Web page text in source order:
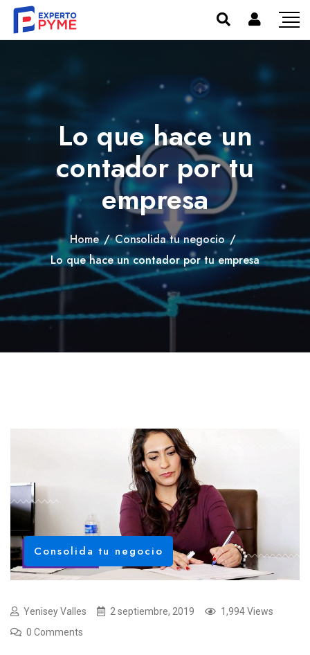
Lo que hace un
contador por tu
empresa
Home / Consolida tu negocio /
Lo que hace un contador por tu empresa
Consolida tu negocio
Yenisey Valles 2 septiembre, 2019
1,994 Views
0 Comments